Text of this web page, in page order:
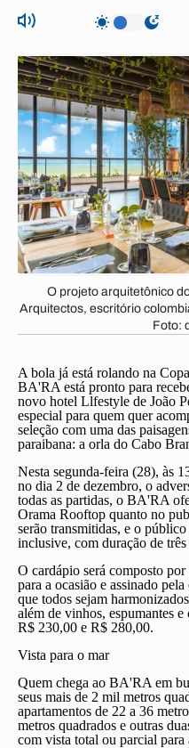
O projeto arquitetônico
Arquitectos, escritório
Foto:
A bola já está rolando na
BA'RA está pronto para
novo hotel Llfestyle de João
especial para quem quer
seleção com uma das
paraibana: a orla do Cabo
Nesta segunda-feira (28), às
no dia 2 de dezembro, o
todas as partidas, o BA'RA
Orama Rooftop quanto no
serão transmitidas, e o
inclusive, com duração de
O cardápio será composto
para a ocasião e assinado
que todos sejam
além de vinhos, espumantes
R$ 230,00 e R$ 280,00.
Vista para o mar
Quem chega ao BA'RA em
seus mais de 2 mil metros
apartamentos de 22 a 36
metros quadrados e outras
com vista total ou parcial para